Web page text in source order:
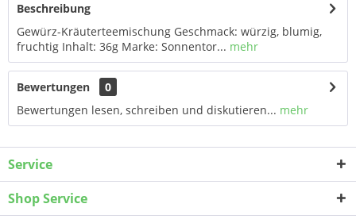
Beschreibung
Gewürz-Kräuterteemischung Geschmack: würzig, blumig,
fruchtig Inhalt: 36g Marke: Sonnentor... mehr
Bewertungen
0
Bewertungen lesen, schreiben und diskutieren... mehr
Service
Shop Service